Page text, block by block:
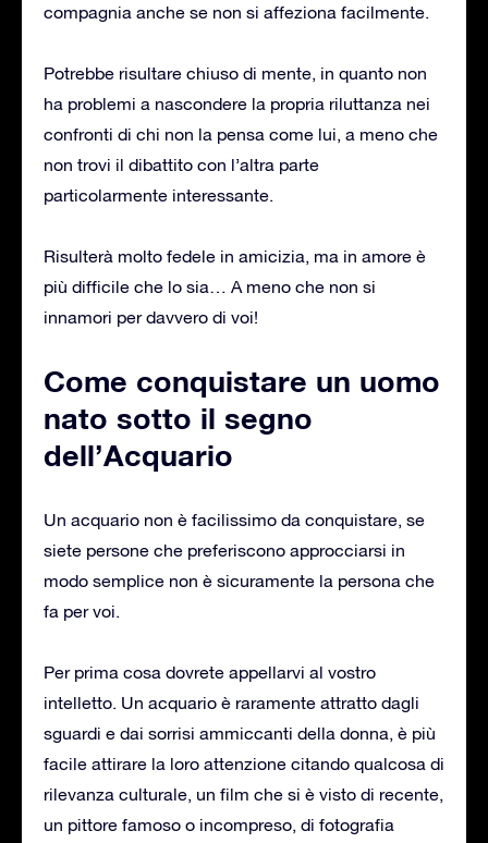
compagnia anche se non si affeziona facilmente.
Potrebbe risultare chiuso di mente, in quanto non
ha problemi a nascondere la propria riluttanza nei
confronti di chi non la pensa come lui, a meno che
non trovi il dibattito con l’altra parte
particolarmente interessante.
Risulterà molto fedele in amicizia, ma in amore è
più difficile che lo sia… A meno che non si
innamori per davvero di voi!
Come conquistare un uomo
nato sotto il segno
dell’Acquario
Un acquario non è facilissimo da conquistare, se
siete persone che preferiscono approcciarsi in
modo semplice non è sicuramente la persona che
fa per voi.
Per prima cosa dovrete appellarvi al vostro
intelletto. Un acquario è raramente attratto dagli
sguardi e dai sorrisi ammiccanti della donna, è più
facile attirare la loro attenzione citando qualcosa di
rilevanza culturale, un film che si è visto di recente,
un pittore famoso o incompreso, di fotografia